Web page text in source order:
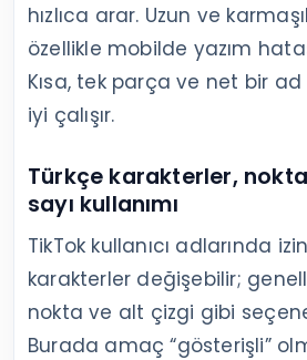
hızlıca arar. Uzun ve
özellikle mobilde yazım
Kısa, tek parça ve net bir
iyi çalışır.
Türkçe karakterler,
sayı kullanımı
TikTok kullanıcı adlarında
karakterler değişebilir;
nokta ve alt çizgi gibi
Burada amaç “gösterişli”